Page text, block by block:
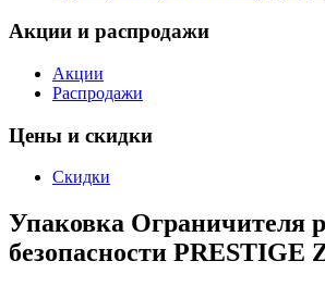
Акции и распродажи
Акции
Распродажи
Цены и скидки
Скидки
Упаковка Ограничителя
безопасности PRESTIGE